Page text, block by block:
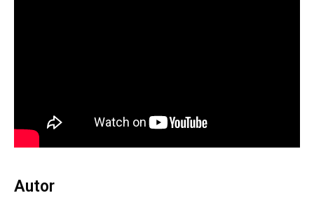
Autor